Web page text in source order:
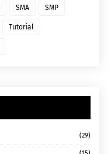
SMA SMP
Tutorial
(29)